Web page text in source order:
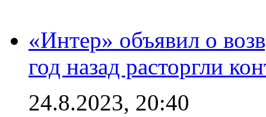
«Интер» объявил о
год назад расторгли
24.8.2023, 20:40